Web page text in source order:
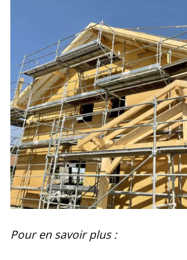
Pour en savoir plus :